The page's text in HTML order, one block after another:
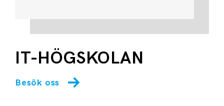
IT-HÖGSKOLAN
Besök oss